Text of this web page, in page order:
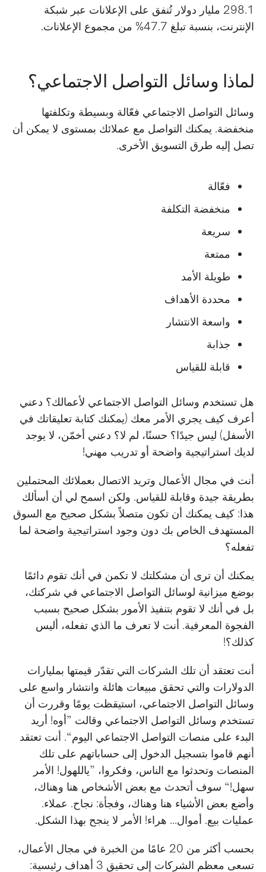
298.1 مليار دولار تُنفق على الإعلانات عبر شبكة
الإنترنت، بنسبة تبلغ 47.7% من مجموع الإعلانات.
لماذا وسائل التواصل الاجتماعي؟
وسائل التواصل الاجتماعي فعّالة وبسيطة وتكلفتها
منخفضة. يمكنك التواصل مع عملائك بمستوى لا يمكن أن
تصل إليه طرق التسويق الأخرى.
فعّالة
منخفضة التكلفة
سريعة
ممتعة
طويلة الأمد
محددة الأهداف
واسعة الانتشار
جذابة
قابلة للقياس
هل تستخدم وسائل التواصل الاجتماعي لأعمالك؟ دعني
أعرف كيف يجري الأمر معك (يمكنك كتابة تعليقاتك في
الأسفل) ليس جيدًا؟ حسنًا، لم لا؟ دعني أخمّن، لا يوجد
لديك استراتيجية واضحة أو تدريب مهني!
أنت في مجال الأعمال وتريد الاتصال بعملائك المحتملين
بطريقة جيدة وقابلة للقياس. ولكن اسمح لي أن أسألك
هذا: كيف يمكنك أن تكون متصلاً بشكل صحيح مع السوق
المستهدف الخاص بك دون وجود استراتيجية واضحة لما
تفعله؟
يمكنك أن ترى أن مشكلتك لا تكمن في أنك تقوم دائمًا
بوضع ميزانية لوسائل التواصل الاجتماعي في شركتك،
بل في أنك لا تقوم بتنفيذ الأمور بشكل صحيح بسبب
الفجوة المعرفية. أنت لا تعرف ما الذي تفعله، أليس
كذلك؟!
أنت تعتقد أن تلك الشركات التي تقدّر قيمتها بمليارات
الدولارات والتي تحقق مبيعات هائلة وانتشار واسع على
وسائل التواصل الاجتماعي، استيقظت يومًا وقررت أن
تستخدم وسائل التواصل الاجتماعي وقالت ”أوه! أريد
البدء على منصات التواصل الاجتماعي اليوم“. أنت تعتقد
أنهم قاموا بتسجيل الدخول إلى حساباتهم على تلك
المنصات وتحدثوا مع الناس، وفكروا، ”ياللهول! الأمر
سهل!“ سوف أتحدث مع بعض الأشخاص هنا وهناك،
وأضع بعض الأشياء هنا وهناك، وفجأة: نجاح. عملاء.
عمليات بيع. أموال… هراء! الأمر لا ينجح بهذا الشكل.
بحسب أكثر من 20 عامًا من الخبرة في مجال الأعمال،
تسعى معظم الشركات إلى تحقيق 3 أهداف رئيسية: